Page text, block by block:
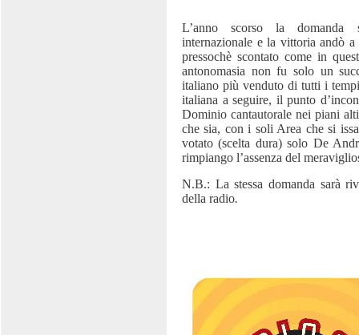
L’anno scorso la domanda
internazionale e la vittoria andò
pressochè scontato come in
antonomasia non fu solo un
italiano più venduto di tutti i
italiana a seguire, il punto
Dominio cantautorale nei piani
che sia, con i soli Area che si
votato (scelta dura) solo De
rimpiango l’assenza del
N.B.: La stessa domanda sarà
della radio.